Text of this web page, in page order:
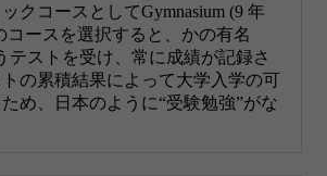
クコースとしてGymnasium (9 年
コースを選択すると、かの有名
テストを受け、常に成績が記録さ
の累積結果によって大学入学の可
め、日本のように“受験勉強”がな